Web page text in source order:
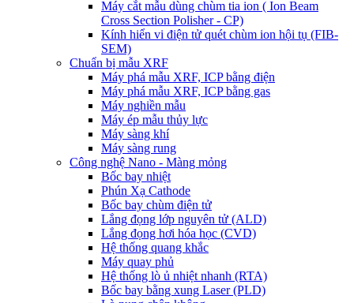
Máy cắt mẫu dùng chùm tia ion ( Ion Beam
Cross Section Polisher - CP)
Kính hiển vi điện tử quét chùm ion hội tụ (FIB-
SEM)
Chuẩn bị mẫu XRF
Máy phá mẫu XRF, ICP bằng điện
Máy phá mẫu XRF, ICP bằng gas
Máy nghiền mẫu
Máy ép mẫu thủy lực
Máy sàng khí
Máy sàng rung
Công nghệ Nano - Màng mỏng
Bốc bay nhiệt
Phún Xạ Cathode
Bốc bay chùm điện tử
Lắng đọng lớp nguyên tử (ALD)
Lắng đọng hơi hóa học (CVD)
Hệ thống quang khắc
Máy quay phủ
Hệ thống lò ủ nhiệt nhanh (RTA)
Bốc bay bằng xung Laser (PLD)